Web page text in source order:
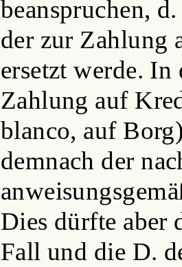
beanspruchen,
der zur Zahlung
ersetzt werde.
Zahlung auf
blanco, auf
demnach der
Dies dürfte aber
Fall und die D.